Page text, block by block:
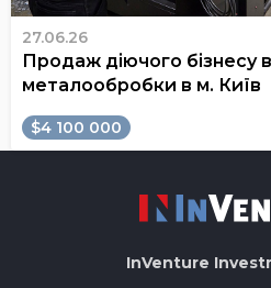
27.06.26
Продаж діючого бізнесу
металообробки в м. Київ
$4 100 000
InVenture